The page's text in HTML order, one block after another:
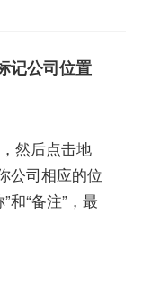
记公司位置
然后点击地
公司相应的位
和“备注”，最